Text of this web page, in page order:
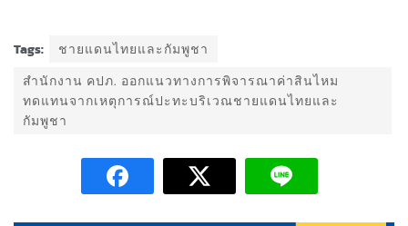
Tags:
ชายแดนไทยและกัมพูชา
สำนักงาน คปภ. ออกแนวทางการพิจารณาค่าสินไหม
ทดแทนจากเหตุการณ์ปะทะบริเวณชายแดนไทยและ
กัมพูชา